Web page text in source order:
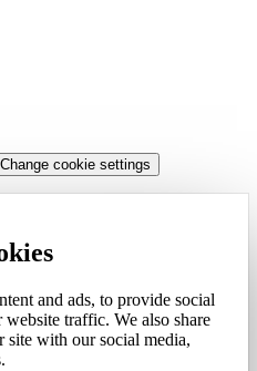
Change cookie settings
and ads, to provide social
website traffic. We also share
site with our social media,